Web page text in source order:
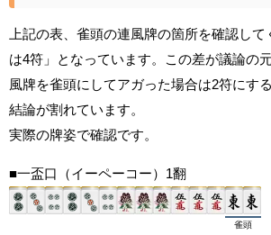
上記の表、雀頭の連風牌の箇所を確認し
は4符」となっています。この差が議論の
風牌を雀頭にしてアガった場合は2符にす
結論が割れています。
実際の牌姿で確認です。
■一盃口（イーペーコー）1翻
雀頭